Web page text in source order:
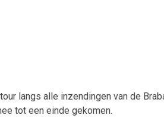
langs alle inzendingen van de
tot een einde gekomen.